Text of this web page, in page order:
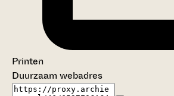
Printen
Duurzaam webadres